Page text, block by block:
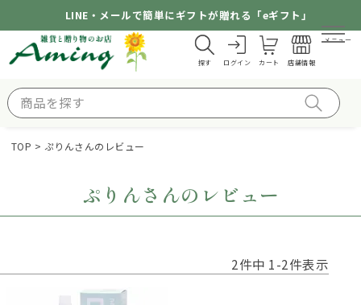
LINE・メールで簡単にギフトが贈れる「eギフト」
探す ログイン カート 店舗情報
メニュー
TOP ぷりんさんのレビュー
ぷりんさんのレビュー
2件中 1-2件表示